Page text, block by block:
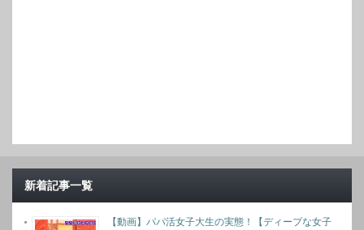
新着記事一覧
【動画】パパ活女子大生の実態！【ディープな女子